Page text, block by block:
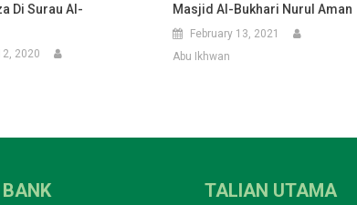
Di Surau Al-
2020
Masjid Al-Bukhari Nurul Aman
February 13, 2021
Abu Ikhwan
TALIAN UTAMA